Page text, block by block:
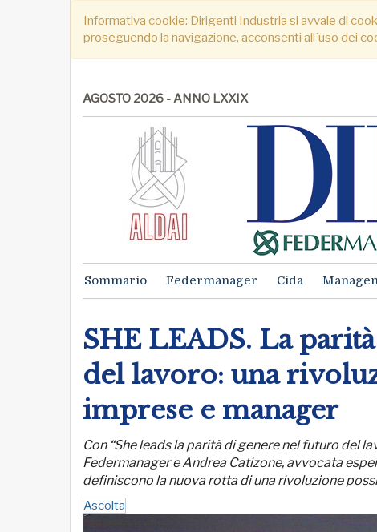
Informativa cookie: Dirigenti Industria si avvale di
proseguendo la navigazione, acconsenti all´uso dei
AGOSTO 2026 - ANNO LXXIX
Sommario Federmanager Cida
SHE LEADS. La
del lavoro: una
imprese e manager
Con “She leads la parità di genere nel futuro del
Federmanager e Andrea Catizone, avvocata
definiscono la nuova rotta di una rivoluzione
Ascolta